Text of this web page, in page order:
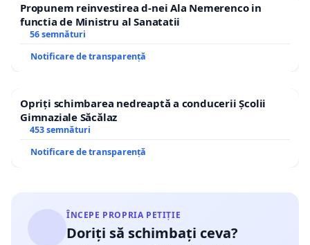
Propunem reinvestirea d-nei Ala Nemerenco in
functia de Ministru al Sanatatii
56 semnături
Notificare de transparență
Opriți schimbarea nedreaptă a conducerii Școlii
Gimnaziale Săcălaz
453 semnături
Notificare de transparență
ÎNCEPE PROPRIA PETIȚIE
Doriți să schimbați ceva?